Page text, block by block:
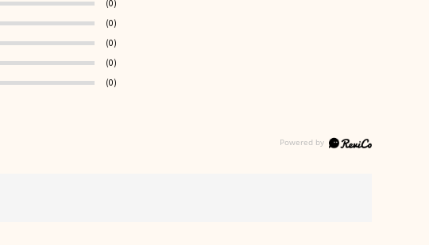
(0)
(0)
(0)
(0)
(0)